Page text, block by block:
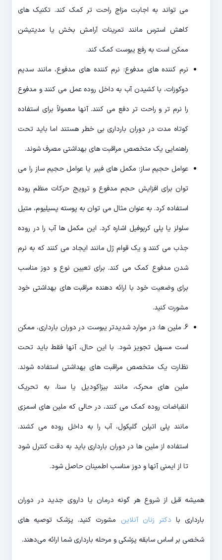
می تواند به اجابت مزاج راحت تر کمک کند. تکنیک های
کاهش استرس مانند تمرینات آرامش بخش یا مدیتیشن
ممکن است به رفع یبوست کمک کند.
نرم کننده های مدفوع: نرم کننده های مدفوع، مانند سدیم
دوکوزات، با کشیدن آب به داخل روده عمل می کنند و مدفوع
را نرم تر و راحت تر دفع می کنند. آنها معمولاً برای استفاده
کوتاه مدت در دوران بارداری بی خطر هستند اما باید تحت
راهنمایی یک متخصص مراقبت های بهداشتی مصرف شوند.
عوامل حجیم ساز: مکمل های فیبر یا عوامل حجیم ساز را می
توان برای افزایش حجم مدفوع و ترویج حرکات منظم روده
استفاده کرد. به عنوان مثال می توان به پوسته پسیلیوم، متیل
سلولز یا پلی کربوفیل اشاره کرد. این مکمل ها آب را در روده
جذب می کنند و یک قوام ژل مانند ایجاد می کنند که به نرم
شدن مدفوع کمک می کند. برای تعیین نوع و دوز مناسب
برای وضعیت خود با ارائه دهنده مراقبت های بهداشتی خود
مشورت کنید.
6. ملین ها: در موارد شدیدتر یبوست در دوران بارداری، ممکن
است مسهل تجویز شود. با این حال، آنها فقط باید تحت
نظارت یک متخصص مراقبت های بهداشتی استفاده شوند.
ملین های محرک، مانند بیزاکودیل یا سنا، به تحریک
انقباضات روده کمک می کنند، در حالی که ملین های اسمزی
مانند پلی اتیلن گلیکول، آب را به داخل روده می کشند.
استفاده از ملین ها در دوران بارداری باید به دقت کنترل شود
تا از ایمنی آنها و دوز مناسب اطمینان حاصل شود.
همیشه قبل از شروع هر گونه درمان یا داروی جدید در دوران
بارداری با دکتر زنان آنلاین مشورت کنید. پزشک توصیه های
شخصی بر اساس سابقه پزشکی و مرحله بارداری شما ارائه می‌دهند.